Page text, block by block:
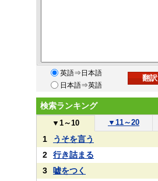
英語⇒日本語
日本語⇒英語
検索ランキング
▼ 1～10 ▼ 11～20
1
うそを言う
2
行き詰まる
3
嘘をつく